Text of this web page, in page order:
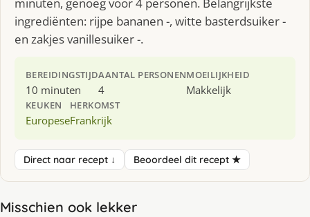
minuten, genoeg voor 4 personen. Belangrijkste
ingrediënten: rijpe bananen -, witte basterdsuiker -
en zakjes vanillesuiker -.
BEREIDINGSTIJD
10 minuten
AANTAL PERSONEN
4
MOEILIJKHEID
Makkelijk
KEUKEN
Europese
HERKOMST
Frankrijk
Direct naar recept ↓ Beoordeel dit recept ★
Misschien ook lekker